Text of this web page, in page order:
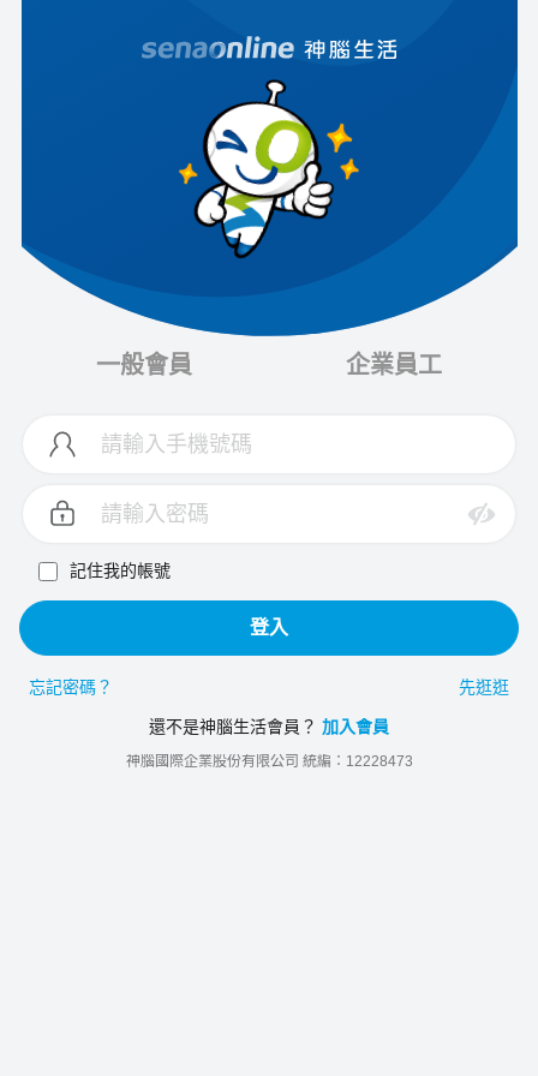
一般會員 企業員工
記住我的帳號
登入
忘記密碼？ 先逛逛
還不是神腦生活會員？ 加入會員
神腦國際企業股份有限公司 統編：12228473